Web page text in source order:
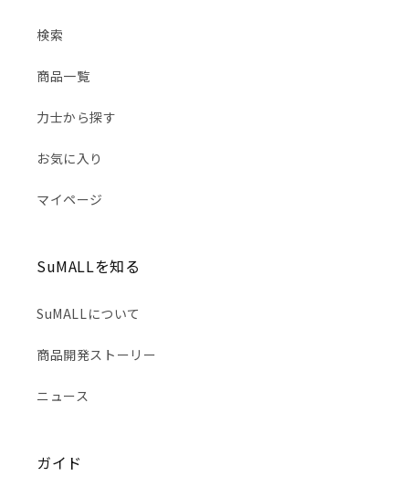
検索
商品一覧
力士から探す
お気に入り
マイページ
SuMALLを知る
SuMALLについて
商品開発ストーリー
ニュース
ガイド